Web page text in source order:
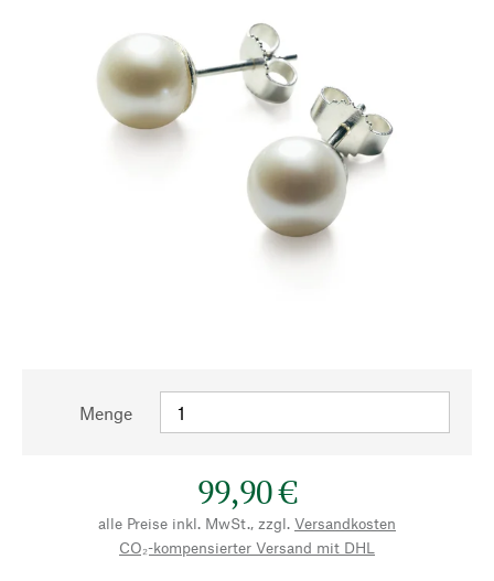
Menge
99,90 €
alle Preise inkl. MwSt., zzgl. Versandkosten
CO₂-kompensierter Versand mit DHL